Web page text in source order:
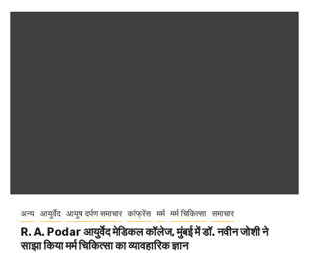
अन्य आयुर्वेद आयुष दर्पण समाचार कांफ्रेंस मर्म मर्म चिकित्सा समाचार
R. A. Podar आयुर्वेद मेडिकल कॉलेज, मुंबई में डॉ. नवीन जोशी ने
साझा किया मर्म चिकित्सा का व्यावहारिक ज्ञान